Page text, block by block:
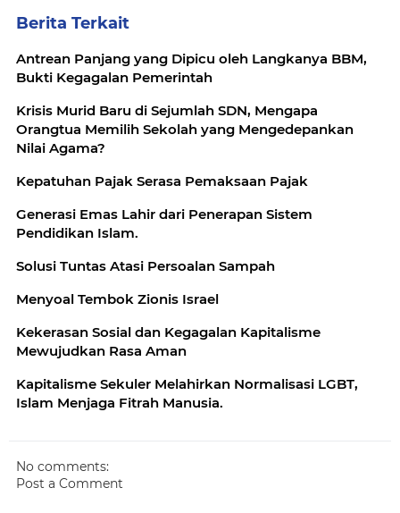
Berita Terkait
Antrean Panjang yang Dipicu oleh Langkanya BBM,
Bukti Kegagalan Pemerintah
Krisis Murid Baru di Sejumlah SDN, Mengapa
Orangtua Memilih Sekolah yang Mengedepankan
Nilai Agama?
Kepatuhan Pajak Serasa Pemaksaan Pajak
Generasi Emas Lahir dari Penerapan Sistem
Pendidikan Islam.
Solusi Tuntas Atasi Persoalan Sampah
Menyoal Tembok Zionis Israel
Kekerasan Sosial dan Kegagalan Kapitalisme
Mewujudkan Rasa Aman
Kapitalisme Sekuler Melahirkan Normalisasi LGBT,
Islam Menjaga Fitrah Manusia.
No comments:
Post a Comment